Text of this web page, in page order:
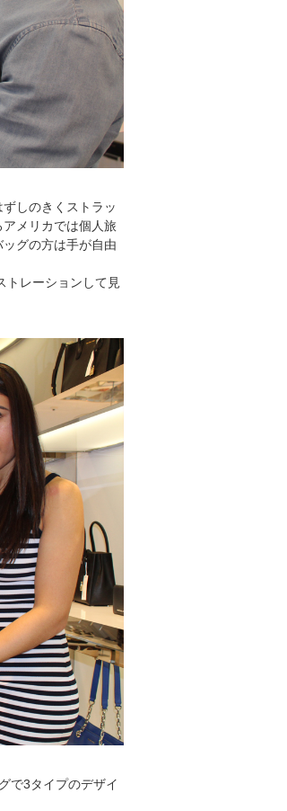
しのきくストラッ
メリカでは個人旅
グの方は手が自由
トレーションして見
で3タイプのデザイ